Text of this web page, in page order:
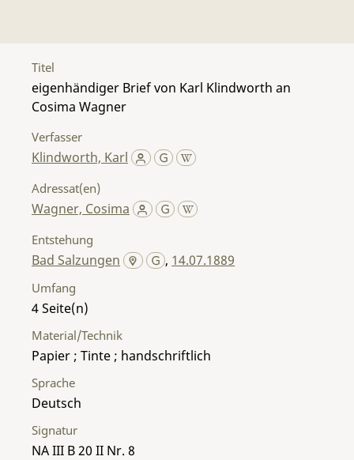
Titel
eigenhändiger Brief von Karl Klindworth an
Cosima Wagner
Verfasser
Klindworth, Karl
Adressat(en)
Wagner, Cosima
Entstehung
Bad Salzungen , 14.07.1889
Umfang
4
Material/Technik
Papier ; Tinte ; handschriftlich
Sprache
Deutsch
Signatur
NA III B 20 II Nr. 8